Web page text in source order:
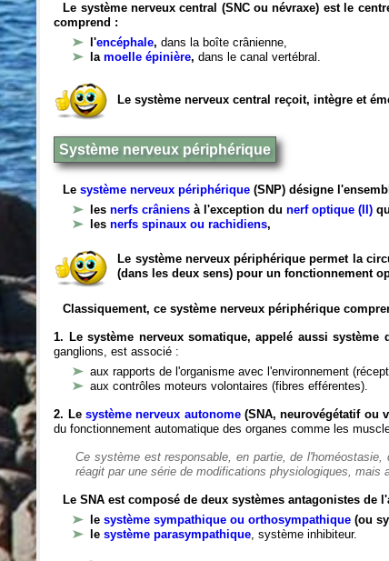
Le système nerveux central (SNC ou névraxe) est le
comprend :
l'encéphale,dans la boîte crânienne,
lamoelle épinière,dans le canal vertébral.
Le système nerveux central reçoit, intègre et
Système nerveux périphérique
Lesystème nerveux périphérique (SNP) désigne
lesnerfs crâniens à l'exception du nerf optique (II)
lesnerfs spinaux ou rachidiens,
Le système nerveux périphérique permet la
(dans les deux sens) pour un fonctionnement
Classiquement, ce système nerveux périphérique
1. Le système nerveux somatique, appelé aussi système
ganglions, est associé :
aux rapports de l'organisme avec l'environnement
aux contrôles moteurs volontaires (fibres efférentes).
2. Le système nerveux autonome(SNA, neurovégétatif ou
du fonctionnement automatique des organes comme les
Ce système est responsable, en partie, de
réagit par une série de modifications physiologiques,
Le SNA est composé de deux systèmes antagonistes de
lesystème sympathique ou orthosympathique (ou
lesystème parasympathique, système inhibiteur.